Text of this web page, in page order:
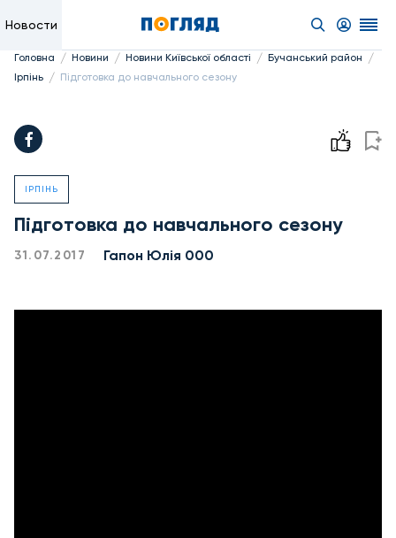
Новости
Головна / Новини / Новини Київської області / Бучанський район /
Ірпінь / Підготовка до навчального сезону
ІРПІНЬ
Підготовка до навчального сезону
31.07.2017 Гапон Юлія 000